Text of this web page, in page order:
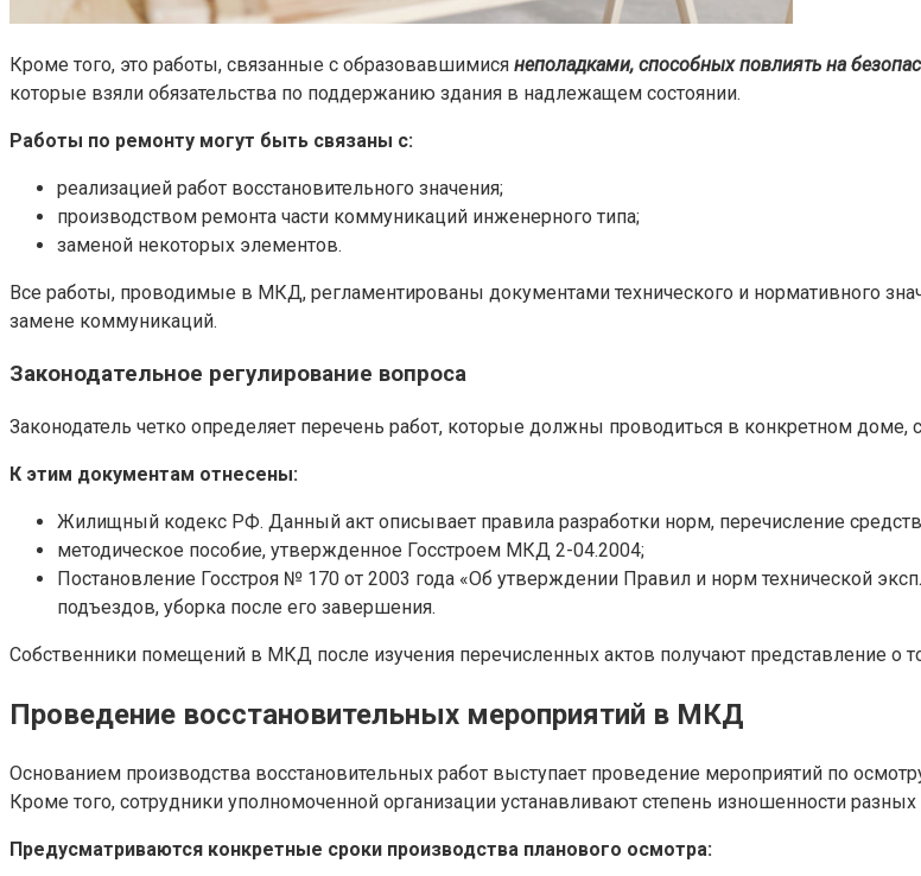
Кроме того, это работы, связанные с образовавшимися неполадками, способных повлиять на
которые взяли обязательства по поддержанию здания в надлежащем состоянии.
Работы по ремонту могут быть связаны с:
реализацией работ восстановительного значения;
производством ремонта части коммуникаций инженерного типа;
заменой некоторых элементов.
Все работы, проводимые в МКД, регламентированы документами технического и нормативного
замене коммуникаций.
Законодательное регулирование вопроса
Законодатель четко определяет перечень работ, которые должны проводиться в конкретном
К этим документам отнесены:
Жилищный кодекс РФ. Данный акт описывает правила разработки норм, перечисление
методическое пособие, утвержденное Госстроем МКД 2-04.2004;
Постановление Госстроя № 170 от 2003 года «Об утверждении Правил и норм технической
подъездов, уборка после его завершения.
Собственники помещений в МКД после изучения перечисленных актов получают представление о
Проведение восстановительных мероприятий в МКД
Основанием производства восстановительных работ выступает проведение мероприятий по
Кроме того, сотрудники уполномоченной организации устанавливают степень изношенности
Предусматриваются конкретные сроки производства планового осмотра: